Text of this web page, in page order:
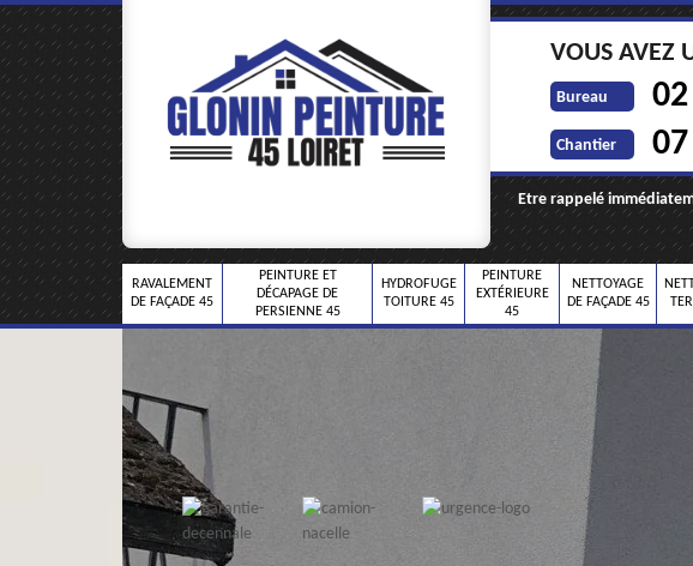
VOUS AVEZ
Bureau
Chantier
Etre rappelé
RAVALEMENT
DE FAÇADE 45
PEINTURE ET
DÉCAPAGE DE
PERSIENNE 45
HYDROFUGE
TOITURE 45
PEINTURE
EXTÉRIEURE
45
NETTOYAGE
DE FAÇADE 45